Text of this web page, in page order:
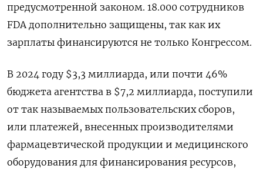
предусмотренной законом. 18.000 сотрудников
FDA дополнительно защищены, так как их
зарплаты финансируются не только Конгрессом.
В 2024 году $3,3 миллиарда, или почти 46%
бюджета агентства в $7,2 миллиарда, поступили
от так называемых пользовательских сборов,
или платежей, внесенных производителями
фармацевтической продукции и медицинского
оборудования для финансирования ресурсов,